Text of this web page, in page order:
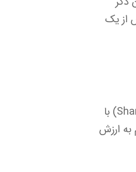
به بیش از یک
بیت ماین اکنون پیشتاز بخش خزانه‌داری اتریوم محسوب می‌شود و از شارپ لینک گیمینگ (SharpLink Gaming) با
در مجموع ۳.۷ میلیون اتریوم به ارزش